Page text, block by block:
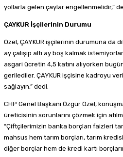
yollarla gelen çaylar engellenmelidir,”
ÇAYKUR İşçilerinin Durumu
Özel, ÇAYKUR işçilerinin durumuna da
ay çalışıp altı ay boş kalmak
asgari ücretin 4,5 katını alıyorken
gerilediler. ÇAYKUR işçisine kadroyu
sağlayın,” dedi.
CHP Genel Başkanı Özgür Özel,
üreticisinin sorunlarını çözmek için
“Çiftçilerimizin banka borçları faizleri
mahsus hem tarım borçları, tarım
diğer borçlar hem de kredi kartı